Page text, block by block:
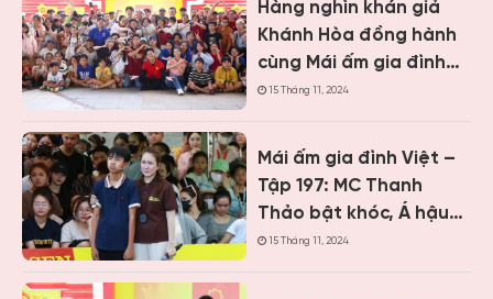
Hàng nghìn khán giả
Khánh Hòa đồng hành
cùng Mái ấm gia đình
Việt, trao hơn 9 tỷ
15 Tháng 11, 2024
Mái ấm gia đình Việt –
Tập 197: MC Thanh
Thảo bật khóc, Á hậu
Vân Nhi và ca sĩ Nguyễn
15 Tháng 11, 2024